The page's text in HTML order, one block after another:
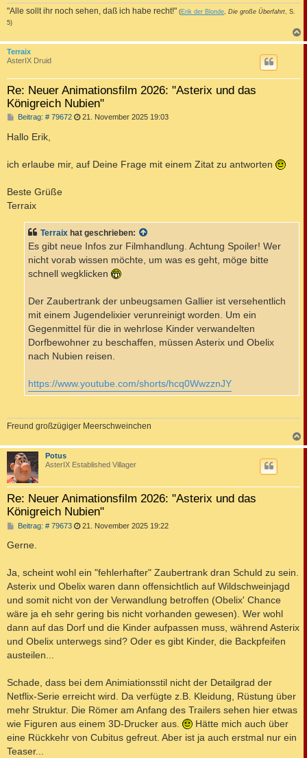
"Alle sollt ihr noch sehen, daß ich habe recht!" (Erik der Blonde Die große Überfahrt , S.
5)
a
Terraix
AsterIX Druid
Re: Neuer Animationsfilm 2026: "Asterix und das
Königreich Nubien"
Beitrag: # 79672B
a
g
21. November 2025 19:03
Hallo Erik,
ich erlaube mir, auf Deine Frage mit einem Zitat zu antworten
Beste Grüße
Terraix
Terraix hat geschrieben:
Es gibt neue Infos zur Filmhandlung. Achtung Spoiler! Wer
nicht vorab wissen möchte, um was es geht, möge bitte
schnell wegklicken
Der Zaubertrank der unbeugsamen Gallier ist versehentlich
mit einem Jugendelixier verunreinigt worden. Um ein
Gegenmittel für die in wehrlose Kinder verwandelten
Dorfbewohner zu beschaffen, müssen Asterix und Obelix
nach Nubien reisen.
https://www.youtube.com/shorts/hcq0WwzznJY
Freund großzügiger Meerschweinchen
a
Potus
AsterIX Established Villager
Re: Neuer Animationsfilm 2026: "Asterix und das
Königreich Nubien"
Beitrag: # 79673B
a
g
21. November 2025 19:22
Gerne.
Ja, scheint wohl ein "fehlerhafter" Zaubertrank dran Schuld zu sein.
Asterix und Obelix waren dann offensichtlich auf Wildschweinjagd
und somit nicht von der Verwandlung betroffen (Obelix' Chance
wäre ja eh sehr gering bis nicht vorhanden gewesen). Wer wohl
dann auf das Dorf und die Kinder aufpassen muss, während Asterix
und Obelix unterwegs sind? Oder es gibt Kinder, die Backpfeifen
austeilen...
Schade, dass bei dem Animiationsstil nicht der Detailgrad der
Netflix-Serie erreicht wird. Da verfügte z.B. Kleidung, Rüstung über
mehr Struktur. Die Römer am Anfang des Trailers sehen hier etwas
wie Figuren aus einem 3D-Drucker aus.
Hätte mich auch über
eine Rückkehr von Cubitus gefreut. Aber ist ja auch erstmal nur ein
Teaser...